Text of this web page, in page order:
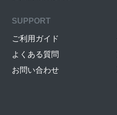
SUPPORT
ご利用ガイド
よくある質問
お問い合わせ